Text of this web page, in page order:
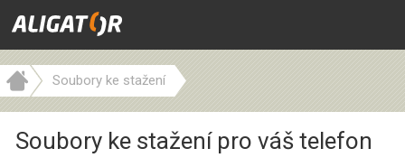
Soubory ke stažení
Soubory ke stažení pro váš telefon